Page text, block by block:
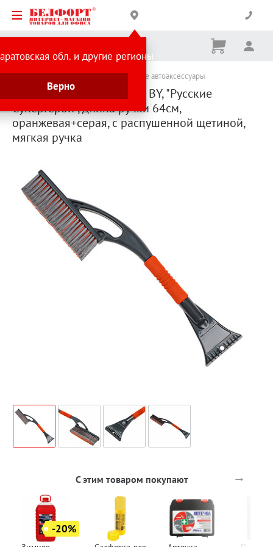
обл. и другие регионы
Верно
Корзина
Ничего
Каталог товаров Уборка снега Зимние автоаксессуары
Щетка-скребок для авто, BY, "Русские
Супергерои", длина pyчки 64см,
оранжевая+серая, с распушенной щетиной,
мягкая ручка
С этим товаром покупают →
-20%